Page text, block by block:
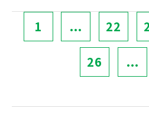
1 ... 22
26 ...